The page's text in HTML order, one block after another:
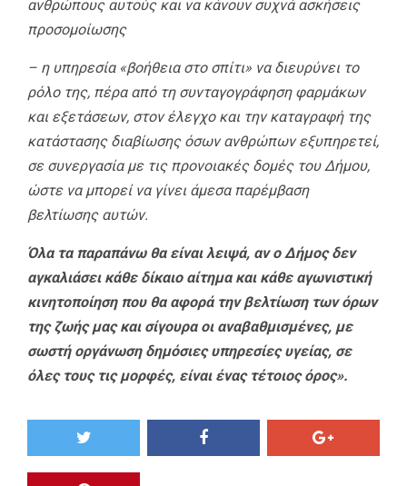
ανθρώπους αυτούς και να κάνουν συχνά ασκήσεις
προσομοίωσης
– η υπηρεσία «βοήθεια στο σπίτι» να διευρύνει το
ρόλο της, πέρα από τη συνταγογράφηση φαρμάκων
και εξετάσεων, στον έλεγχο και την καταγραφή της
κατάστασης διαβίωσης όσων ανθρώπων εξυπηρετεί,
σε συνεργασία με τις προνοιακές δομές του Δήμου,
ώστε να μπορεί να γίνει άμεσα παρέμβαση
βελτίωσης αυτών.
Όλα τα παραπάνω θα είναι λειψά, αν ο Δήμος δεν
αγκαλιάσει κάθε δίκαιο αίτημα και κάθε αγωνιστική
κινητοποίηση που θα αφορά την βελτίωση των όρων
της ζωής μας και σίγουρα οι αναβαθμισμένες, με
σωστή οργάνωση δημόσιες υπηρεσίες υγείας, σε
όλες τους τις μορφές, είναι ένας τέτοιος όρος».